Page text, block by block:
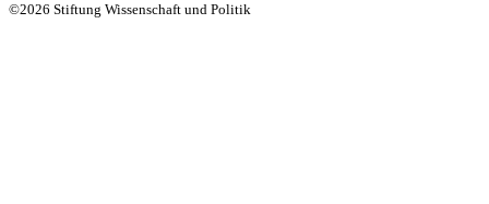
©2026 Stiftung Wissenschaft und Politik